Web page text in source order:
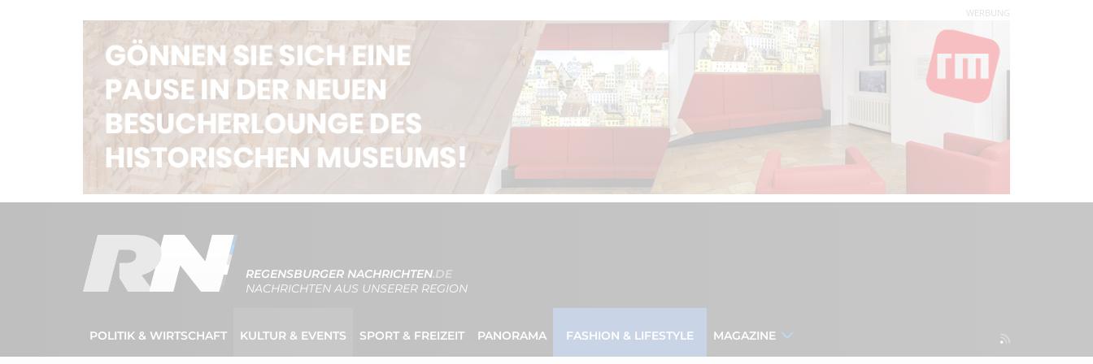
WERBUNG
REGENSBURGER NACHRICHTEN.DE
NACHRICHTEN AUS UNSERER REGION
POLITIK & WIRTSCHAFT KULTUR & EVENTS SPORT & FREIZEIT PANORAMA FASHION & LIFESTYLE MAGAZINE